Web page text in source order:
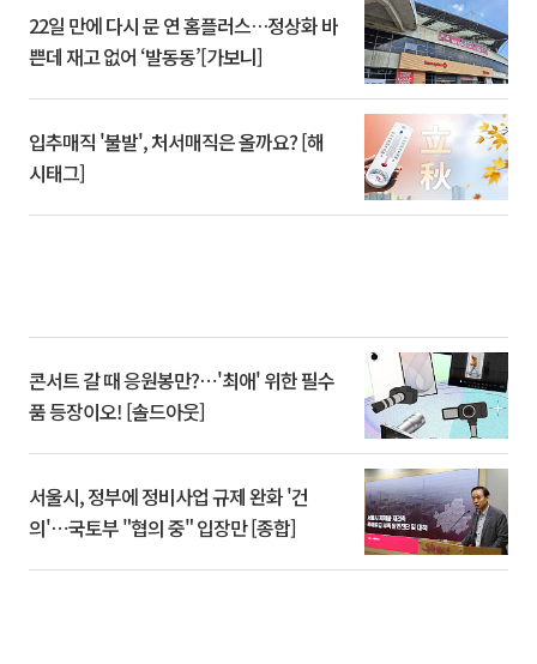
22일 만에 다시 문 연 홈플러스…정상화 바
쁜데 재고 없어 ‘발동동’[가보니]
입추매직 '불발', 처서매직은 올까요? [해
시태그]
콘서트 갈 때 응원봉만?⋯'최애' 위한 필수
품 등장이오! [솔드아웃]
서울시, 정부에 정비사업 규제 완화 '건
의'⋯국토부 "협의 중" 입장만 [종합]